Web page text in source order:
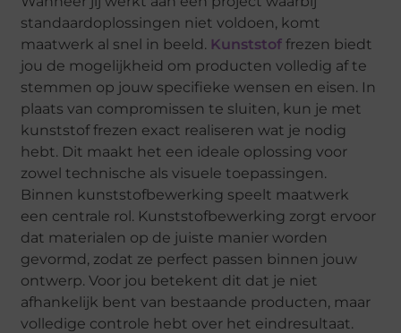
standaardoplossingen niet voldoen, komt
maatwerk al snel in beeld. Kunststof frezen biedt
jou de mogelijkheid om producten volledig af te
stemmen op jouw specifieke wensen en eisen. In
plaats van compromissen te sluiten, kun je met
kunststof frezen exact realiseren wat je nodig
hebt. Dit maakt het een ideale oplossing voor
zowel technische als visuele toepassingen.
Binnen kunststofbewerking speelt maatwerk
een centrale rol. Kunststofbewerking zorgt ervoor
dat materialen op de juiste manier worden
gevormd, zodat ze perfect passen binnen jouw
ontwerp. Voor jou betekent dit dat je niet
afhankelijk bent van bestaande producten, maar
volledige controle hebt over het eindresultaat.